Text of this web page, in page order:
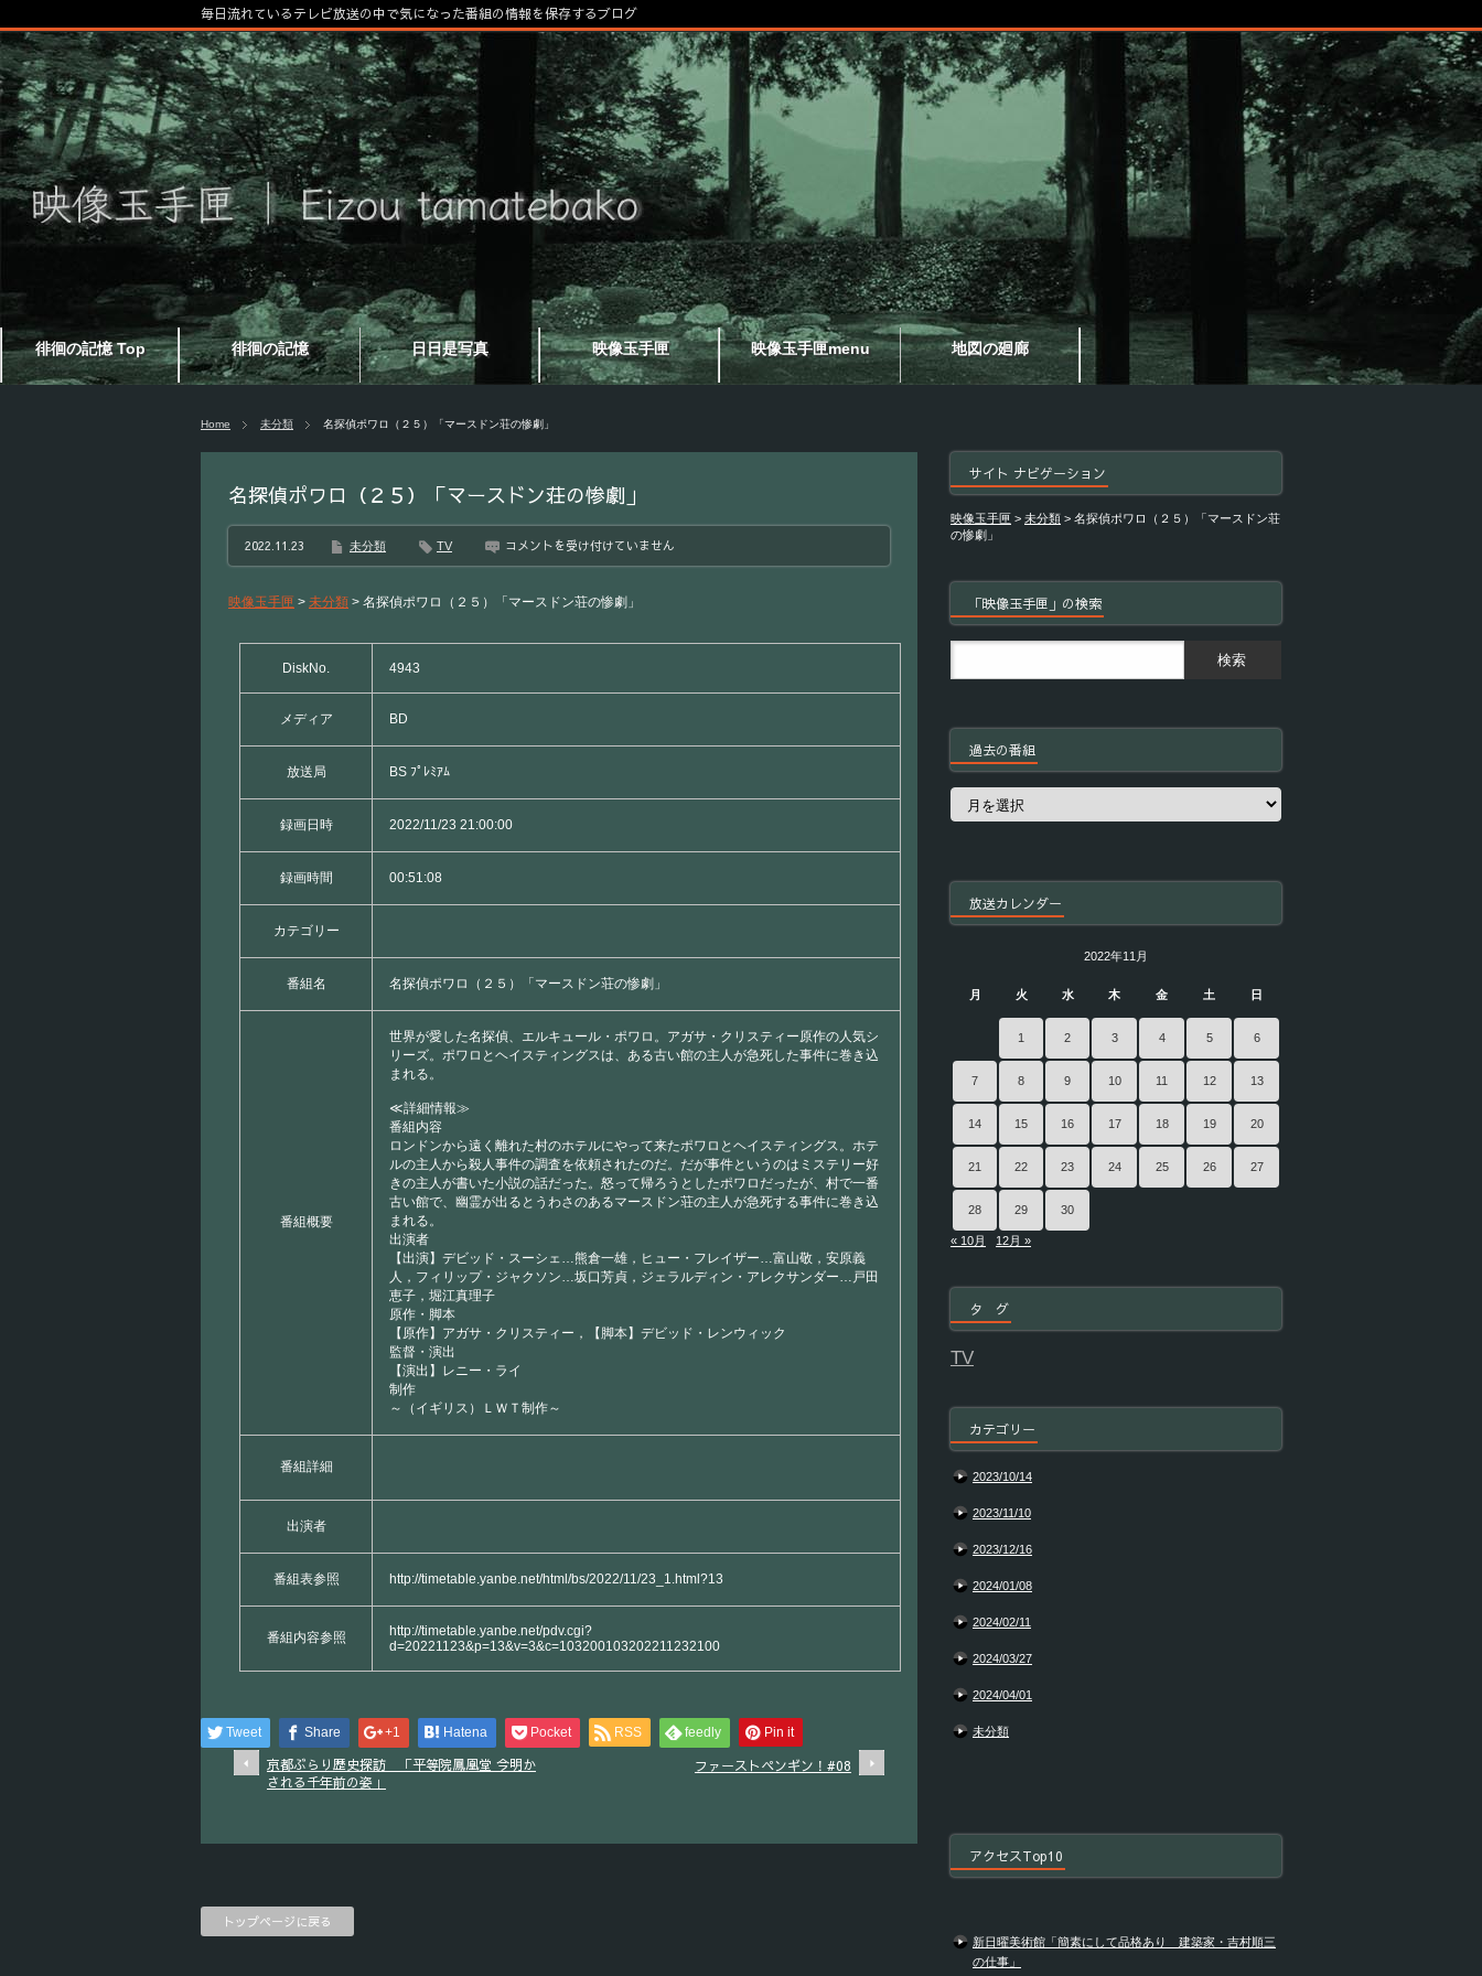
徘徊の記憶 Top 徘徊の記憶 日日是写真 映像玉手匣 映像玉手匣menu 地図の廻廊
毎日流れているテレビ放送の中で気になった番組の情報を保存するブログ
Home 未分類 名探偵ポワロ（２５）「マースドン荘の惨劇」
名探偵ポワロ（２５）「マースドン荘の惨劇」
2022.11.23 未分類 TV
名
探
ポ
劇」
コメントを受け付けていません
映像玉手匣 > 未分類 > 名探偵ポワロ（２５）「マースドン荘の惨劇」
DiskNo. 4943
メディア BD
放送局 BS ﾌﾟﾚﾐｱﾑ
録画日時 2022/11/23 21:00:00
録画時間 00:51:08
カテゴリー
番組名 名探偵ポワロ（２５）「マースドン荘の惨劇」
番組概要
世界が愛した名探偵、エルキュール・ポワロ。アガサ・クリスティー原作の人気シ
リーズ。ポワロとヘイスティングスは、ある古い館の主人が急死した事件に巻き込
まれる。
≪詳細情報≫
番組内容
ロンドンから遠く離れた村のホテルにやって来たポワロとヘイスティングス。ホテ
ルの主人から殺人事件の調査を依頼されたのだ。だが事件というのはミステリー好
きの主人が書いた小説の話だった。怒って帰ろうとしたポワロだったが、村で一番
古い館で、幽霊が出るとうわさのあるマースドン荘の主人が急死する事件に巻き込
まれる。
出演者
【出演】デビッド・スーシェ…熊倉一雄，ヒュー・フレイザー…富山敬，安原義
人，フィリップ・ジャクソン…坂口芳貞，ジェラルディン・アレクサンダー…戸田
恵子，堀江真理子
原作・脚本
【原作】アガサ・クリスティー，【脚本】デビッド・レンウィック
監督・演出
【演出】レニー・ライ
制作
～（イギリス）ＬＷＴ制作～
番組詳細
出演者
番組表参照 http://timetable.yanbe.net/html/bs/2022/11/23_1.html?13
番組内容参照
http://timetable.yanbe.net/pdv.cgi?
d=20221123&p=13&v=3&c=103200103202211232100
Tweet Share +1 Hatena Pocket RSS feedly Pin it
京都ぶらり歴史探訪 「平等院鳳凰堂 今明か
される千年前の姿」
ファーストペンギン！#08
トップページに戻る
サイト ナビゲーション
映像玉手匣 > 未分類 > 名探偵ポワロ（２５）「マースドン荘
の惨劇」
「映像玉手匣」の検索
過去の番組
過
放送カレンダー
2022年11月
月 火 水 木 金 土 日
1 2 3 4 5 6
7 8 9 10 11 12 13
14 15 16 17 18 19 20
21 22 23 24 25 26 27
28 29 30
« 10月 12月 »
タ グ
TV
カテゴリー
2023/10/14
2023/11/10
2023/12/16
2024/01/08
2024/02/11
2024/03/27
2024/04/01
未分類
アクセスTop10
新日曜美術館「簡素にして品格あり 建築家・吉村順三
の仕事」